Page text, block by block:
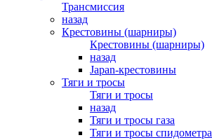
Трансмиссия
назад
Крестовины (шарниры)
Крестовины (шарниры)
назад
Japan-крестовины
Тяги и тросы
Тяги и тросы
назад
Тяги и тросы газа
Тяги и тросы спидометра